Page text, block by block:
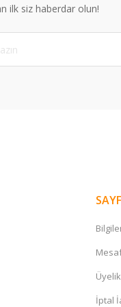
daha pahalı.
alternatifler olmalı.
ilk siz haberdar olun!
İptal